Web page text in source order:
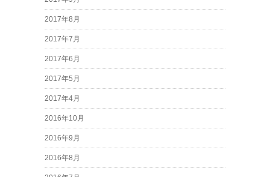
2017年8月
2017年7月
2017年6月
2017年5月
2017年4月
2016年10月
2016年9月
2016年8月